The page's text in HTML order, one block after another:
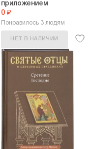
приложением
0 ₽
Понравилось 3 людям
НЕТ В НАЛИЧИИ